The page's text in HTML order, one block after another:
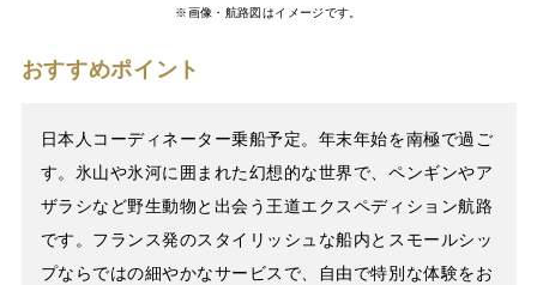
※画像・航路図はイメージです。
おすすめポイント
日本人コーディネーター乗船予定。年末年始を南極で過ご
す。氷山や氷河に囲まれた幻想的な世界で、ペンギンやア
ザラシなど野生動物と出会う王道エクスペディション航路
です。フランス発のスタイリッシュな船内とスモールシッ
プならではの細やかなサービスで、自由で特別な体験をお